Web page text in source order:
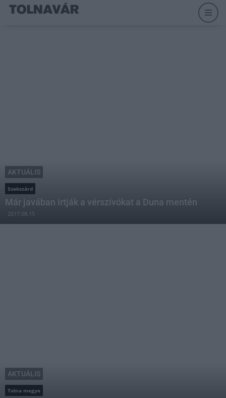
AKTUÁLIS
Szekszárd
Már javában irtják a vérszívókat a Duna mentén
2017.08.15
AKTUÁLIS
Tolna megye